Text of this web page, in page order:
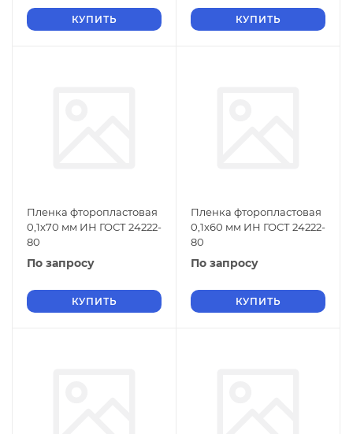
КУПИТЬ КУПИТЬ
Пленка фторопластовая
0,1х70 мм ИН ГОСТ 24222-
80
По запросу
КУПИТЬ
Пленка фторопластовая
0,1х60 мм ИН ГОСТ 24222-
80
По запросу
КУПИТЬ